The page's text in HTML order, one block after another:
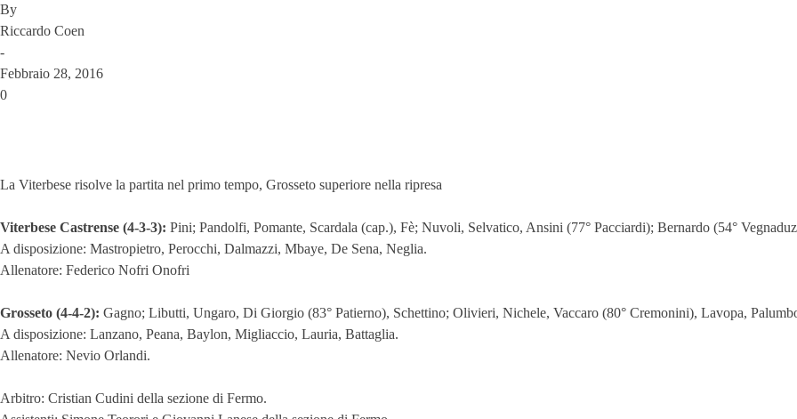
By
Riccardo Coen
-
Febbraio 28, 2016
0
La Viterbese risolve la partita nel primo tempo, Grosseto superiore nella ripresa
Viterbese Castrense (4-3-3): Pini; Pandolfi, Pomante, Scardala (cap.), Fè; Nuvoli, Selvatico, Ansini (77° Pacciardi); Bernardo (54°
A disposizione: Mastropietro, Perocchi, Dalmazzi, Mbaye, De Sena, Neglia.
Allenatore: Federico Nofri Onofri
Grosseto (4-4-2): Gagno; Libutti, Ungaro, Di Giorgio (83° Patierno), Schettino; Olivieri, Nichele, Vaccaro (80° Cremonini), Lavopa,
A disposizione: Lanzano, Peana, Baylon, Migliaccio, Lauria, Battaglia.
Allenatore: Nevio Orlandi.
Arbitro: Cristian Cudini della sezione di Fermo.